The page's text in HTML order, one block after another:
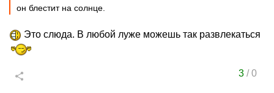
он блестит на солнце.
Это слюда. В любой луже можешь так развлекаться
3/0